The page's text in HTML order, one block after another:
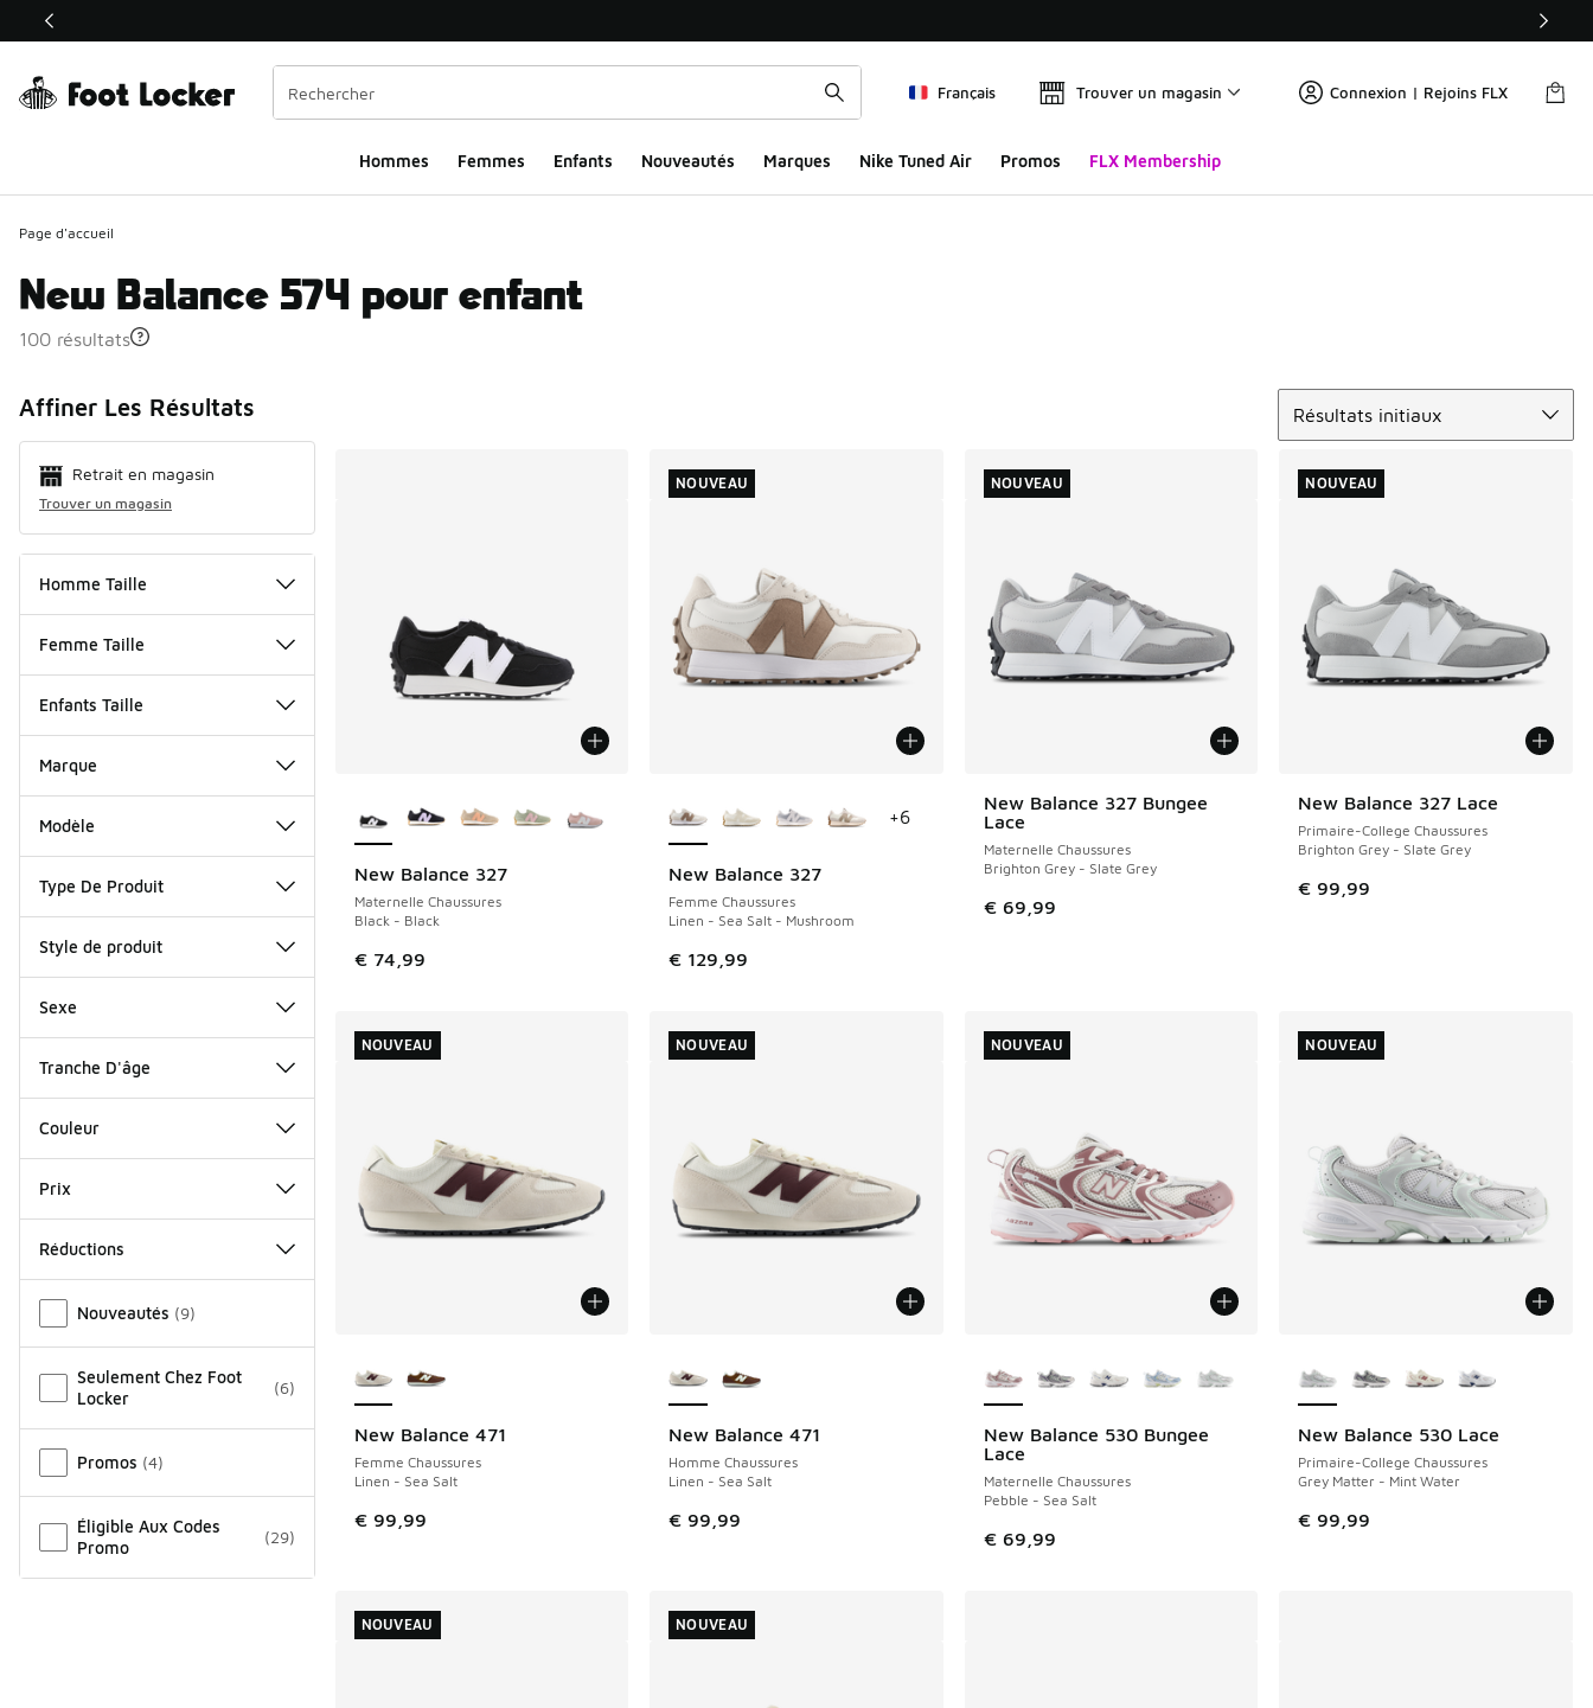
Ce lien ouvrira une nouvelle fenêtre
Français Trouver un magasin Connexion | Rejoins FLX
Hommes​ Femmes Enfants Nouveautés Marques Nike Tuned Air Promos FLX Membership
Page d'accueil
New Balance 574 pour enfant
100 résultats
Affiner Les Résultats
Retrait en magasin
Trouver un magasin
Homme Taille
Femme Taille
Enfants Taille
Marque
Modèle
Type De Produit
Style de produit
Sexe
Tranche D'âge
Couleur
Prix
Réductions
Nouveautés (9)
Seulement Chez Foot
Locker
(6)
Promos (4)
Éligible Aux Codes
Promo
(29)
Résultats initiaux
New Balance 327
Maternelle Chaussures
Black - Black
€ 74,99
New Balance 327
Femme Chaussures
Linen - Sea Salt - Mushroom
€ 129,99
NOUVEAU
+6
NOUVEAU
New Balance 327 Bungee
Lace
Maternelle Chaussures
Brighton Grey - Slate Grey
€ 69,99
NOUVEAU
NOUVEAU
New Balance 327 Lace
Primaire-College Chaussures
Brighton Grey - Slate Grey
€ 99,99
NOUVEAU
NOUVEAU
New Balance 471
Femme Chaussures
Linen - Sea Salt
€ 99,99
NOUVEAU
NOUVEAU
New Balance 471
Homme Chaussures
Linen - Sea Salt
€ 99,99
NOUVEAU
NOUVEAU
New Balance 530 Bungee
Lace
Maternelle Chaussures
Pebble - Sea Salt
€ 69,99
NOUVEAU
NOUVEAU
New Balance 530 Lace
Primaire-College Chaussures
Grey Matter - Mint Water
€ 99,99
NOUVEAU
NOUVEAU
NOUVEAU NOUVEAU